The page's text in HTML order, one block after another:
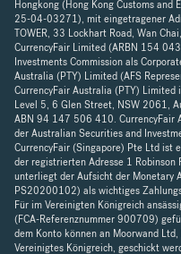
Hongkong (Hong Kong Customs
25-04-03271), mit eingetragener
TOWER, 33 Lockhart Road, Wan
CurrencyFair Limited (ARBN 154
Investments Commission als
Australia (PTY) Limited (AFS
CurrencyFair Australia (PTY)
Level 5, 6 Glen Street, NSW 2061,
ABN 94 147 506 410. CurrencyFair
der Australian Securities and
CurrencyFair (Singapore) Pte Ltd ist
der registrierten Adresse 1
unterliegt der Aufsicht der Monetary
PS20200102) als wichtiges
Für im Vereinigten Königreich
(FCA-Referenznummer 900709)
dem Konto können an Moorwand
Vereinigtes Königreich, geschickt